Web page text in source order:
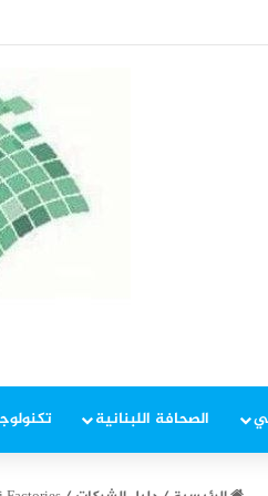
المخلين بالأمن
الصحافة اللبنانية